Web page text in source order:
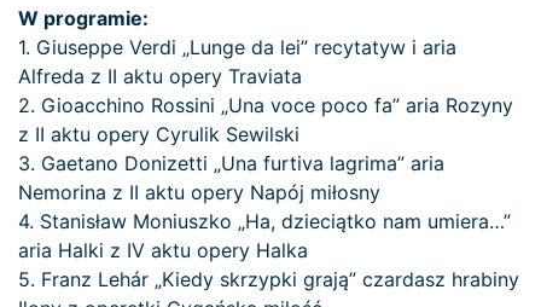
W programie:
1. Giuseppe Verdi „Lunge da lei” recytatyw i aria
Alfreda z II aktu opery Traviata
2. Gioacchino Rossini „Una voce poco fa” aria Rozyny
z II aktu opery Cyrulik Sewilski
3. Gaetano Donizetti „Una furtiva lagrima” aria
Nemorina z II aktu opery Napój miłosny
4. Stanisław Moniuszko „Ha, dzieciątko nam umiera…”
aria Halki z IV aktu opery Halka
5. Franz Lehár „Kiedy skrzypki grają” czardasz hrabiny